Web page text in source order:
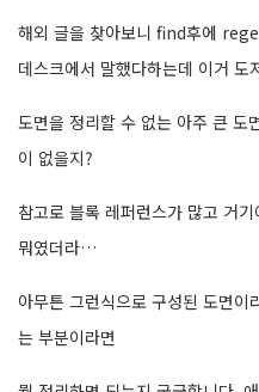
해외 글을 찾아보니 find후에
데스크에서 말했다하는데 이거 도
도면을 정리할 수 없는 아주 큰
이 없을지?
참고로 블록 레퍼런스가 많고 거
뭐였더라…
아무튼 그런식으로 구성된 도면이
는 부분이라면